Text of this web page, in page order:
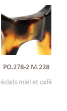
PO.278-2 M.228
éclats miel et café